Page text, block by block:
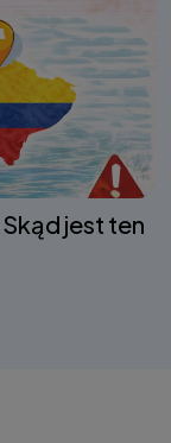
jest ten